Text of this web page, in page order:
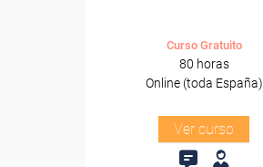
Curso Gratuito
80 horas
Online (toda España)
Ver curso